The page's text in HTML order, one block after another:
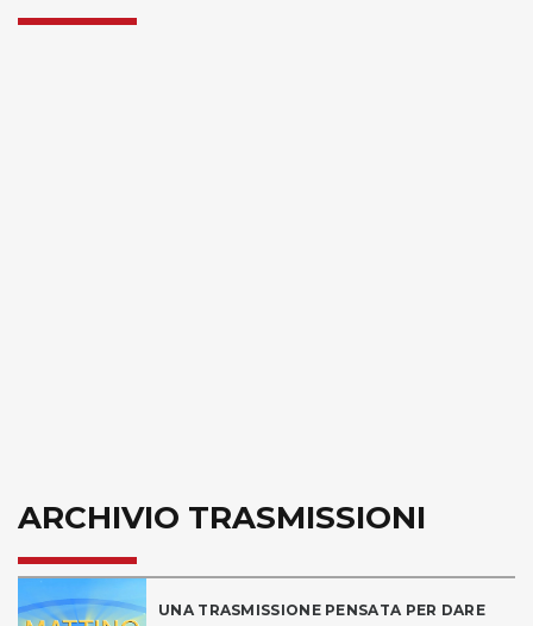
ARCHIVIO TRASMISSIONI
UNA TRASMISSIONE PENSATA PER DARE